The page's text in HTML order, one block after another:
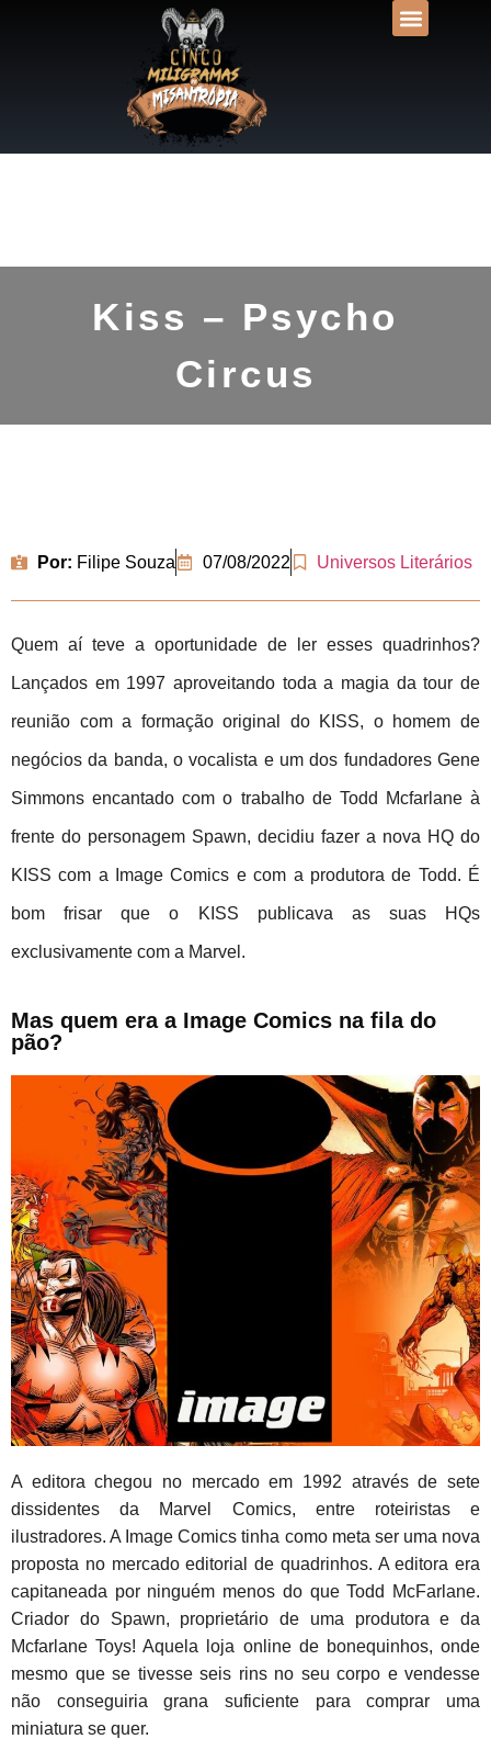
Kiss – Psycho
Circus
Por: Filipe Souza 07/08/2022 Universos Literários
Quem aí teve a oportunidade de ler esses quadrinhos?
Lançados em 1997 aproveitando toda a magia da tour de
reunião com a formação original do KISS, o homem de
negócios da banda, o vocalista e um dos fundadores Gene
Simmons encantado com o trabalho de Todd Mcfarlane à
frente do personagem Spawn, decidiu fazer a nova HQ do
KISS com a Image Comics e com a produtora de Todd. É
bom frisar que o KISS publicava as suas HQs
exclusivamente com a Marvel.
Mas quem era a Image Comics na fila do
pão?
A editora chegou no mercado em 1992 através de sete
dissidentes da Marvel Comics, entre roteiristas e
ilustradores. A Image Comics tinha como meta ser uma nova
proposta no mercado editorial de quadrinhos. A editora era
capitaneada por ninguém menos do que Todd McFarlane.
Criador do Spawn, proprietário de uma produtora e da
Mcfarlane Toys! Aquela loja online de bonequinhos, onde
mesmo que se tivesse seis rins no seu corpo e vendesse
não conseguiria grana suficiente para comprar uma
miniatura se quer.